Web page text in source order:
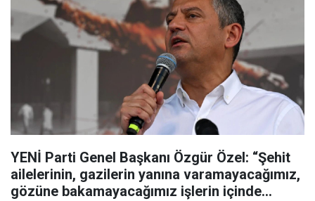
YENİ Parti Genel Başkanı Özgür Özel: “Şehit
ailelerinin, gazilerin yanına varamayacağımız,
gözüne bakamayacağımız işlerin içinde